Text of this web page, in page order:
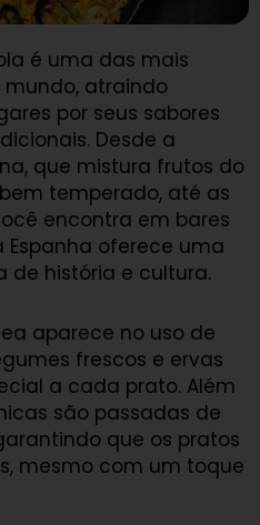
é uma das mais
atraindo
por seus sabores
Desde a
que mistura frutos do
temperado, até as
encontra em bares
Espanha oferece uma
de história e cultura.
aparece no uso de
frescos e ervas
a cada prato. Além
são passadas de
que os pratos
mesmo com um toque